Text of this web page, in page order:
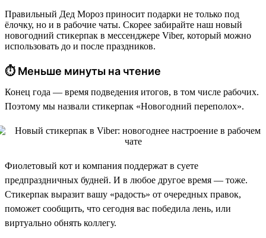
Правильный Дед Мороз приносит подарки не только под
ёлочку, но и в рабочие чаты. Скорее забирайте наш новый
новогодний стикерпак в мессенджере Viber, который можно
использовать до и после праздников.
⏱ Меньше минуты на чтение
Конец года — время подведения итогов, в том числе рабочих.
Поэтому мы назвали стикерпак «Новогодний переполох».
Фиолетовый кот и компания поддержат в суете
предпраздничных будней. И в любое другое время — тоже.
Стикерпак выразит вашу «радость» от очередных правок,
поможет сообщить, что сегодня вас победила лень, или
виртуально обнять коллегу.